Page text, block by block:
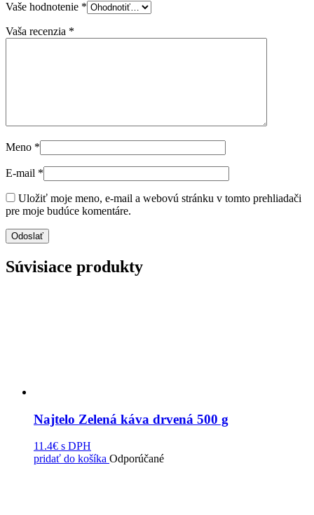
Vaše hodnotenie *
Vaša recenzia *
Meno *
E-mail *
Uložiť moje meno, e-mail a webovú stránku v tomto prehliadači
pre moje budúce komentáre.
Súvisiace produkty
Najtelo Zelená káva drvená 500 g
11.4€ s DPH
pridať do košíka Odporúčané